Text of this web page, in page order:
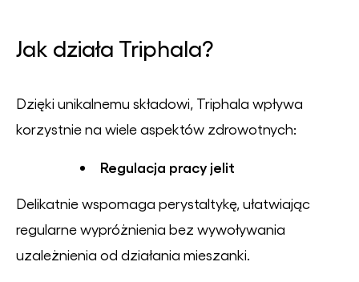
Jak działa Triphala?
Dzięki unikalnemu składowi, Triphala wpływa
korzystnie na wiele aspektów zdrowotnych:
Regulacja pracy jelit
Delikatnie wspomaga perystaltykę, ułatwiając
regularne wypróżnienia bez wywoływania
uzależnienia od działania mieszanki.